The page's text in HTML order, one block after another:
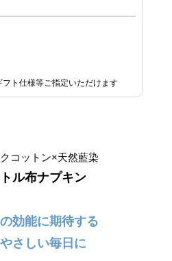
コットン×天然藍染
ル布ナプキン
効能に期待する
さしい毎日に
ト仕様等ご指定いただけます